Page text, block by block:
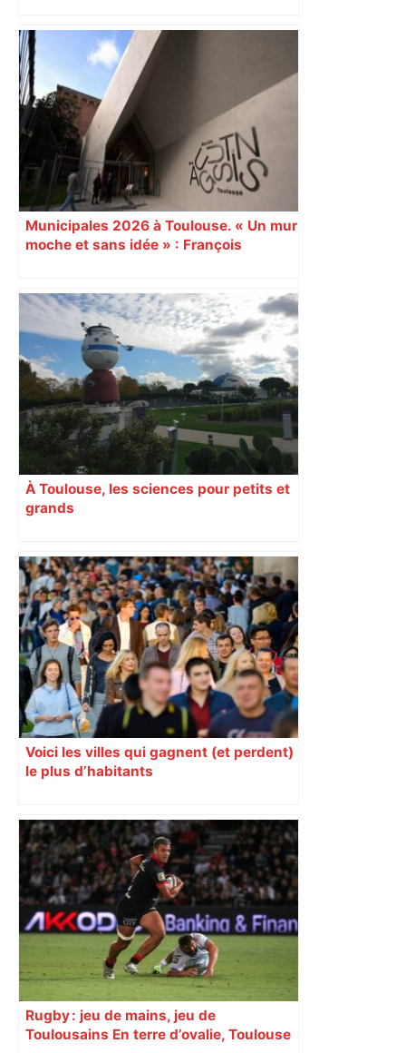
Municipales 2026 à Toulouse. « Un mur
moche et sans idée » : François
Augustins
À Toulouse, les sciences pour petits et
grands
Voici les villes qui gagnent (et perdent)
le plus d’habitants
Rugby : jeu de mains, jeu de
Toulousains En terre d’ovalie, Toulouse